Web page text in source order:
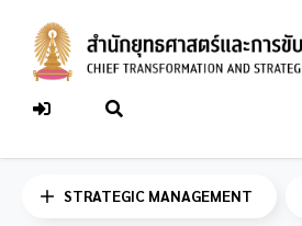
content
STRATEGIC MANAGEMENT